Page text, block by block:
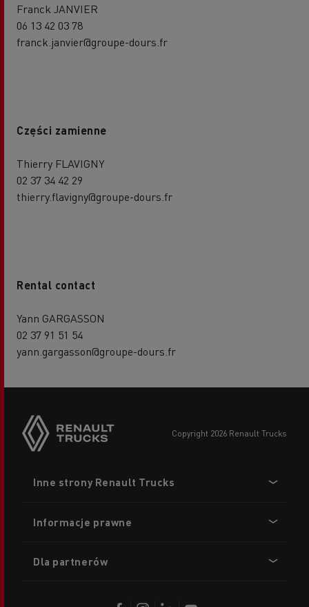
Franck JANVIER
06 13 42 03 78
franck.janvier@groupe-dours.fr
Części zamienne
Thierry FLAVIGNY
02 37 34 42 29
thierry.flavigny@groupe-dours.fr
Rental contact
Yann GARGASSON
02 37 91 51 54
yann.gargasson@groupe-dours.fr
copyright 2026 Renault Trucks
menu
Inne strony Renault Trucks
Informacje prawne
Dla partnerów